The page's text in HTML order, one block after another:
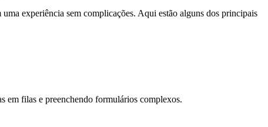
experiência sem complicações. Aqui estão alguns dos principais
em filas e preenchendo formulários complexos.